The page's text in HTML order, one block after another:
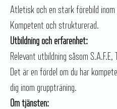
Atletisk och en stark förebild
Kompetent och strukturerad.
Utbildning och erfarenhet:
Relevant utbildning såsom
Det är en fördel om du har
dig inom gruppträning.
Om tjänsten: